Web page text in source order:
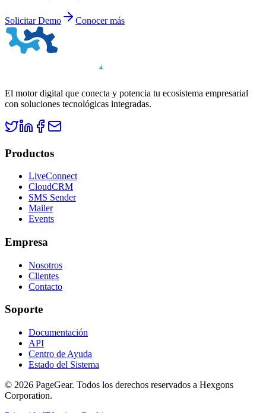
Solicitar Demo Conocer más
El motor digital que conecta y potencia tu ecosistema empresarial
con soluciones tecnológicas integradas.
Productos
LiveConnect
CloudCRM
SMS Sender
Mailer
Events
Empresa
Nosotros
Clientes
Contacto
Soporte
Documentación
API
Centro de Ayuda
Estado del Sistema
© 2026 PageGear. Todos los derechos reservados a Hexgons
Corporation.